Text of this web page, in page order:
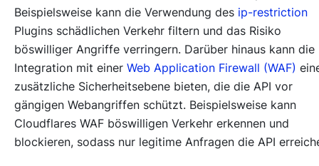
Beispielsweise kann die Verwendung des ip-restriction
Plugins schädlichen Verkehr filtern und das Risiko
böswilliger Angriffe verringern. Darüber hinaus kann die
Integration mit einer Web Application Firewall (WAF)
zusätzliche Sicherheitsebene bieten, die die API vor
gängigen Webangriffen schützt. Beispielsweise kann
Cloudflares WAF böswilligen Verkehr erkennen und
blockieren, sodass nur legitime Anfragen die API